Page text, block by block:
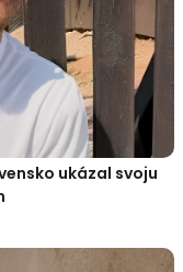
ukázal svoju